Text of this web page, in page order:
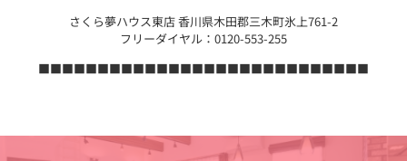
さくら夢ハウス東店 香川県木田郡三木町氷上761-2
フリーダイヤル：0120-553-255
■■■■■■■■■■■■■■■■■■■■■■■■■■■■